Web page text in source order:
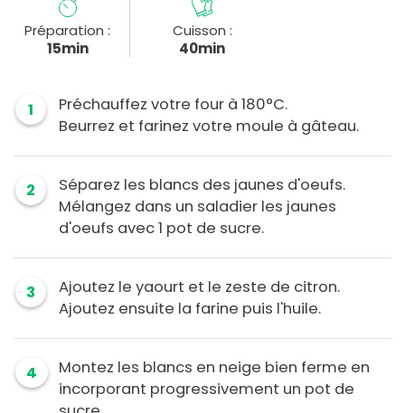
Préparation :
15min
Cuisson :
40min
1
Préchauffez votre four à 180°C.
Beurrez et farinez votre moule à gâteau.
2
Séparez les blancs des jaunes d'oeufs.
Mélangez dans un saladier les jaunes
d'oeufs avec 1 pot de sucre.
3
Ajoutez le yaourt et le zeste de citron.
Ajoutez ensuite la farine puis l'huile.
4
Montez les blancs en neige bien ferme en
incorporant progressivement un pot de